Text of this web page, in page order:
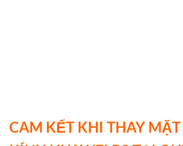
CAM KẾT KHI THAY MẶT